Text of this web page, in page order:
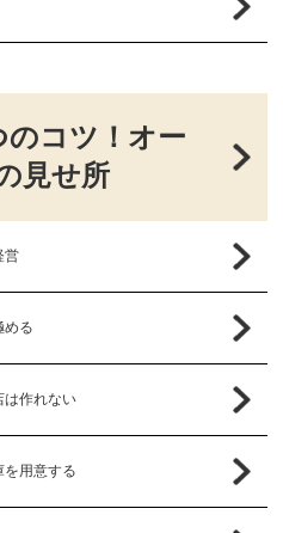
のコツ！オー
見せ所
営
める
は作れない
を用意する